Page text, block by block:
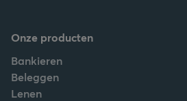
Onze producten
Bankieren
Beleggen
Lenen